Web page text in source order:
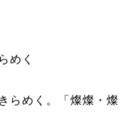
めく
らめく。「燦燦・燦